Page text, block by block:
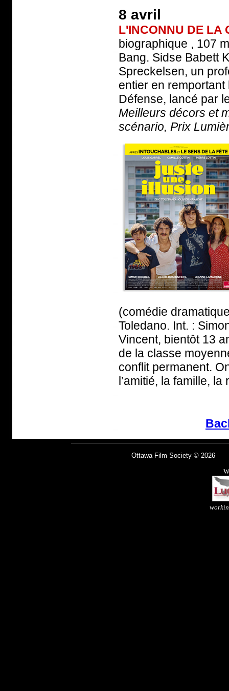
8 avril
L'INCONNU DE LA
biographique , 107
Bang. Sidse Babett
Spreckelsen, un
entier en remportant
Défense, lancé par
Meilleurs décors et
scénario, Prix
(comédie
Toledano. Int. :
Vincent, bientôt 13
de la classe
conflit permanent.
l’amitié, la famille,
Ottawa Film Society © 2026